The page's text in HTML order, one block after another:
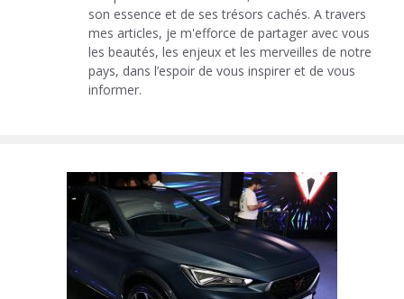
son essence et de ses trésors cachés. A travers
mes articles, je m'efforce de partager avec vous
les beautés, les enjeux et les merveilles de notre
pays, dans l’espoir de vous inspirer et de vous
informer.